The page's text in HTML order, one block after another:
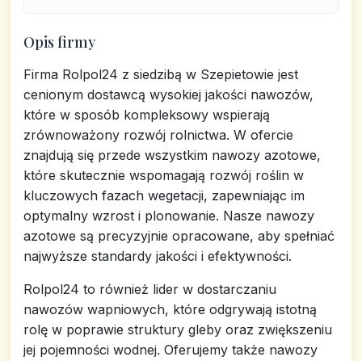
Opis firmy
Firma Rolpol24 z siedzibą w Szepietowie jest
cenionym dostawcą wysokiej jakości nawozów,
które w sposób kompleksowy wspierają
zrównoważony rozwój rolnictwa. W ofercie
znajdują się przede wszystkim nawozy azotowe,
które skutecznie wspomagają rozwój roślin w
kluczowych fazach wegetacji, zapewniając im
optymalny wzrost i plonowanie. Nasze nawozy
azotowe są precyzyjnie opracowane, aby spełniać
najwyższe standardy jakości i efektywności.
Rolpol24 to również lider w dostarczaniu
nawozów wapniowych, które odgrywają istotną
rolę w poprawie struktury gleby oraz zwiększeniu
jej pojemności wodnej. Oferujemy także nawozy